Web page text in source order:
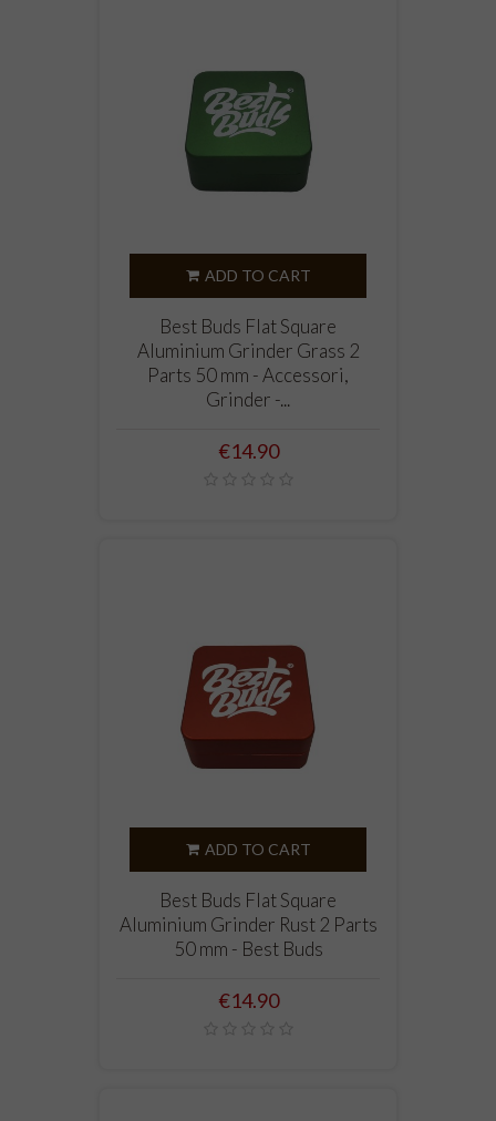
ADD TO CART
Best Buds Flat Square
Aluminium Grinder Grass 2
Parts 50 mm - Accessori,
Grinder -...
Price
€14.90
ADD TO CART
Best Buds Flat Square
Aluminium Grinder Rust 2 Parts
50 mm - Best Buds
Price
€14.90